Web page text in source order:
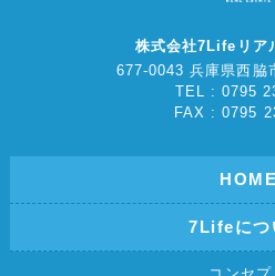
株式会社7Lifeリア
677-0043 兵庫県西脇
TEL : 0795
FAX : 0795
HOME
7Lifeにつ